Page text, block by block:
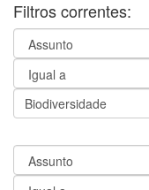
Filtros correntes: